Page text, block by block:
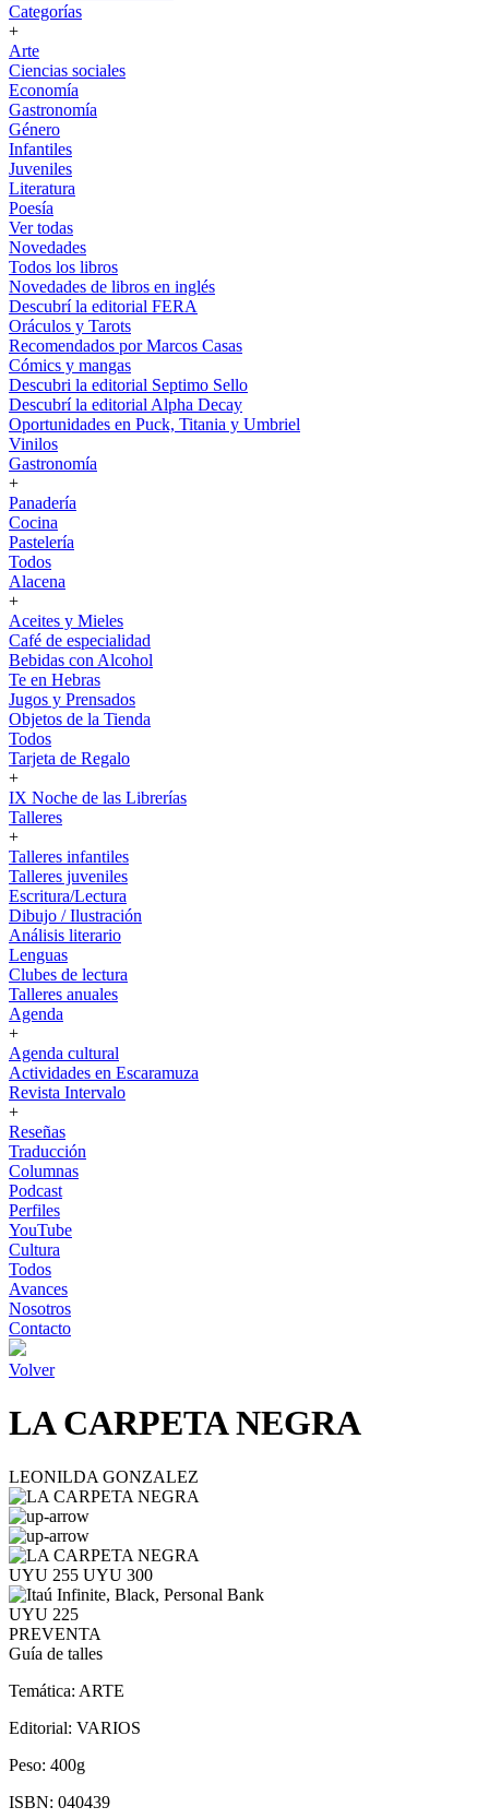
Categorías
+
Arte
Ciencias sociales
Economía
Gastronomía
Género
Infantiles
Juveniles
Literatura
Poesía
Ver todas
Novedades
Todos los libros
Novedades de libros en inglés
Descubrí la editorial FERA
Oráculos y Tarots
Recomendados por Marcos Casas
Cómics y mangas
Descubri la editorial Septimo Sello
Descubrí la editorial Alpha Decay
Oportunidades en Puck, Titania y Umbriel
Vinilos
Gastronomía
+
Panadería
Cocina
Pastelería
Todos
Alacena
+
Aceites y Mieles
Café de especialidad
Bebidas con Alcohol
Te en Hebras
Jugos y Prensados
Objetos de la Tienda
Todos
Tarjeta de Regalo
+
IX Noche de las Librerías
Talleres
+
Talleres infantiles
Talleres juveniles
Escritura/Lectura
Dibujo / Ilustración
Análisis literario
Lenguas
Clubes de lectura
Talleres anuales
Agenda
+
Agenda cultural
Actividades en Escaramuza
Revista Intervalo
+
Reseñas
Traducción
Columnas
Podcast
Perfiles
YouTube
Cultura
Todos
Avances
Nosotros
Contacto
Volver
LA CARPETA NEGRA
LEONILDA GONZALEZ
UYU 255 UYU 300
UYU 225
PREVENTA
Guía de talles
Temática: ARTE
Editorial: VARIOS
Peso: 400g
ISBN: 040439